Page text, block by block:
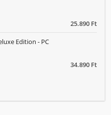
25.890 Ft
34.890 Ft
Edition - PC